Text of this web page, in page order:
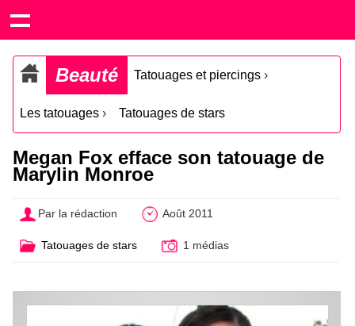
Beauté Tatouages et piercings ›
Les tatouages › Tatouages de stars
Megan Fox efface son tatouage de
Marylin Monroe
Par la rédaction Août 2011
Tatouages de stars 1 médias